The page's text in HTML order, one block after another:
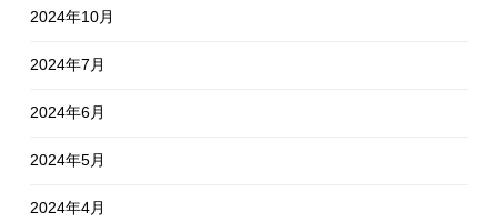
2024年10月
2024年7月
2024年6月
2024年5月
2024年4月